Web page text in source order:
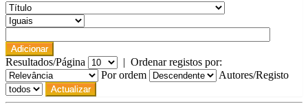
Resultados/Página | Ordenar registos por:
Por ordem
Autores/Registo